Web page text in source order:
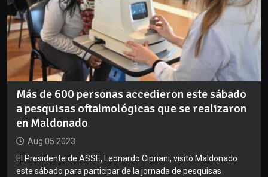
Más de 600 personas accedieron este sábado
a pesquisas oftalmológicas que se realizaron
en Maldonado
Aug 05 2023
El Presidente de ASSE, Leonardo Cipriani, visitó Maldonado
este sábado para participar de la jornada de pesquisas